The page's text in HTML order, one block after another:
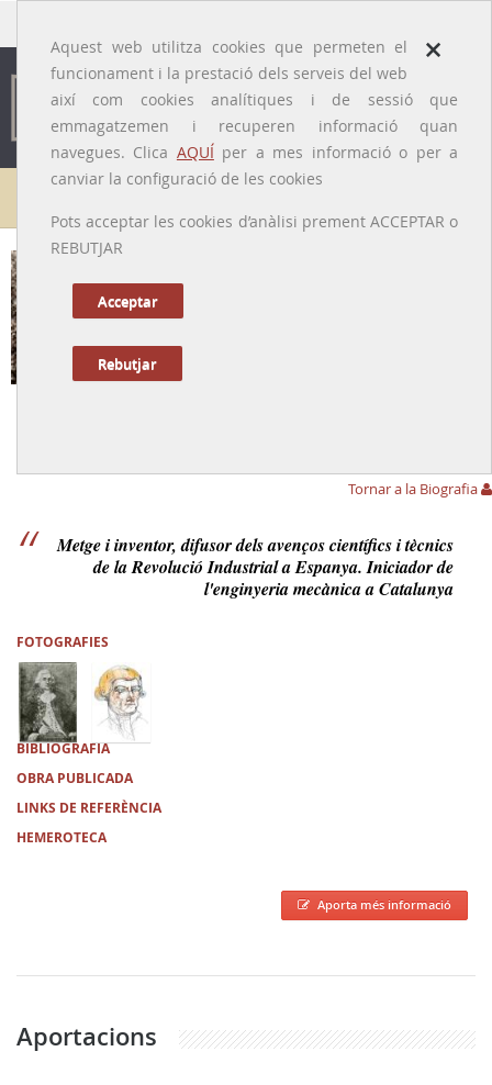
×
Aquest web utilitza cookies que permeten el
funcionament i la prestació dels serveis del web
així com cookies analítiques i de sessió que
emmagatzemen i recuperen informació quan
navegues. Clica AQUÍper a mes informació o per a
canviar la configuració de les cookies
Pots acceptar les cookies d’anàlisi prement ACCEPTAR o
REBUTJAR
Acceptar
Rebutjar
Galeria de metges
Tornar a la Biografia
Metge i inventor, difusor dels avenços científics i tècnics
de la Revolució Industrial a Espanya. Iniciador de
l'enginyeria mecànica a Catalunya
FOTOGRAFIES
BIBLIOGRAFIA
OBRA PUBLICADA
LINKS DE REFERÈNCIA
HEMEROTECA
Aporta més informació
Aportacions